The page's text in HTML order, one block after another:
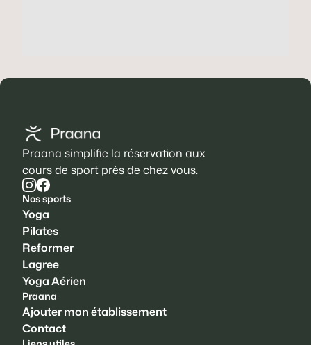
Praana simplifie la réservation aux
cours de sport près de chez vous.
Nos sports
Yoga
Pilates
Reformer
Lagree
Yoga Aérien
Praana
Ajouter mon établissement
Contact